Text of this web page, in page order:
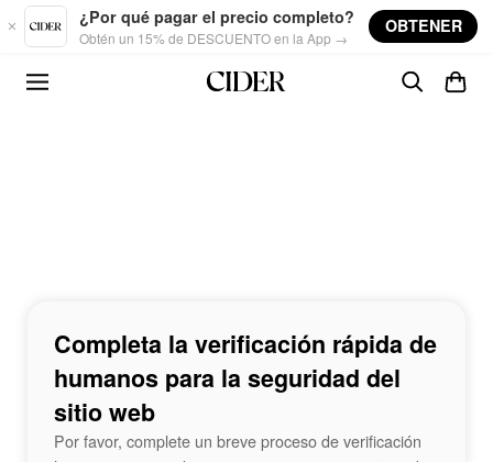
Skip to main content
¿Por qué pagar el precio completo?
Obtén un 15% de DESCUENTO en la App →
OBTENER
Completa la verificación rápida de
humanos para la seguridad del
sitio web
Por favor, complete un breve proceso de verificación